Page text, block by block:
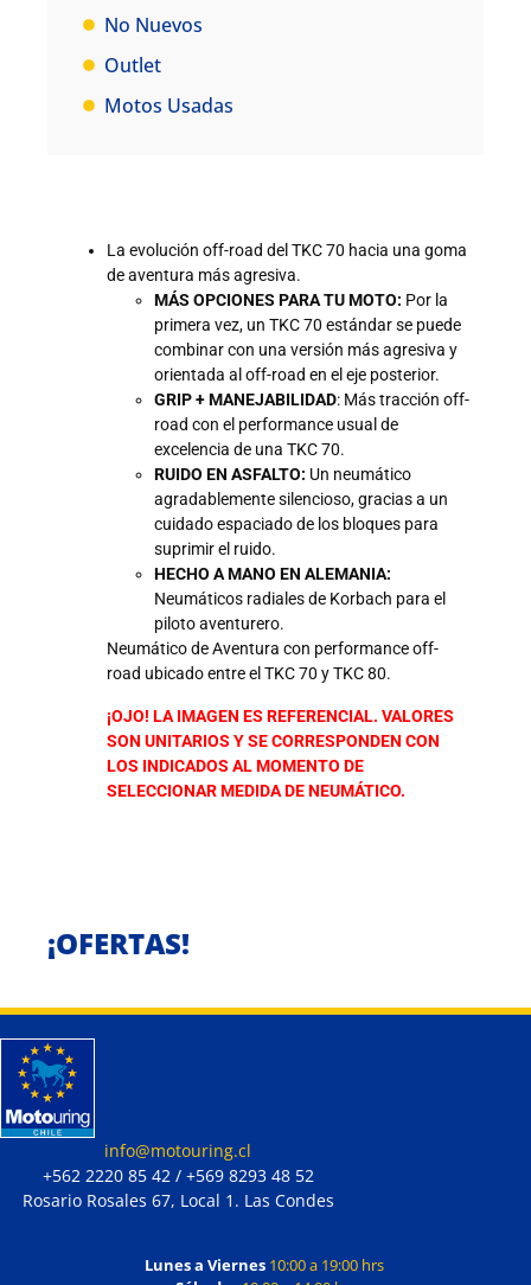
No Nuevos
Outlet
Motos Usadas
La evolución off-road del TKC 70 hacia una goma
de aventura más agresiva.
MÁS OPCIONES PARA TU MOTO: Por la
primera vez, un TKC 70 estándar se puede
combinar con una versión más agresiva y
orientada al off-road en el eje posterior.
GRIP + MANEJABILIDAD: Más tracción off-
road con el performance usual de
excelencia de una TKC 70.
RUIDO EN ASFALTO: Un neumático
agradablemente silencioso, gracias a un
cuidado espaciado de los bloques para
suprimir el ruido.
HECHO A MANO EN ALEMANIA:
Neumáticos radiales de Korbach para el
piloto aventurero.
Neumático de Aventura con performance off-
road ubicado entre el TKC 70 y TKC 80.
¡OJO! LA IMAGEN ES REFERENCIAL. VALORES
SON UNITARIOS Y SE CORRESPONDEN CON
LOS INDICADOS AL MOMENTO DE
SELECCIONAR MEDIDA DE NEUMÁTICO.
¡OFERTAS!
info@motouring.cl
+562 2220 85 42 / +569 8293 48 52
Rosario Rosales 67, Local 1. Las Condes
Lunes a Viernes 10:00 a 19:00 hrs